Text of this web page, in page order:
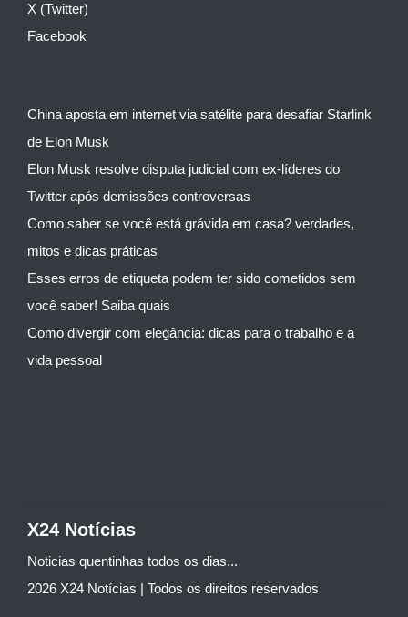
X (Twitter)
Facebook
China aposta em internet via satélite para desafiar Starlink
de Elon Musk
Elon Musk resolve disputa judicial com ex-líderes do
Twitter após demissões controversas
Como saber se você está grávida em casa? verdades,
mitos e dicas práticas
Esses erros de etiqueta podem ter sido cometidos sem
você saber! Saiba quais
Como divergir com elegância: dicas para o trabalho e a
vida pessoal
X24 Notícias
Noticias quentinhas todos os dias...
2026 X24 Notícias | Todos os direitos reservados